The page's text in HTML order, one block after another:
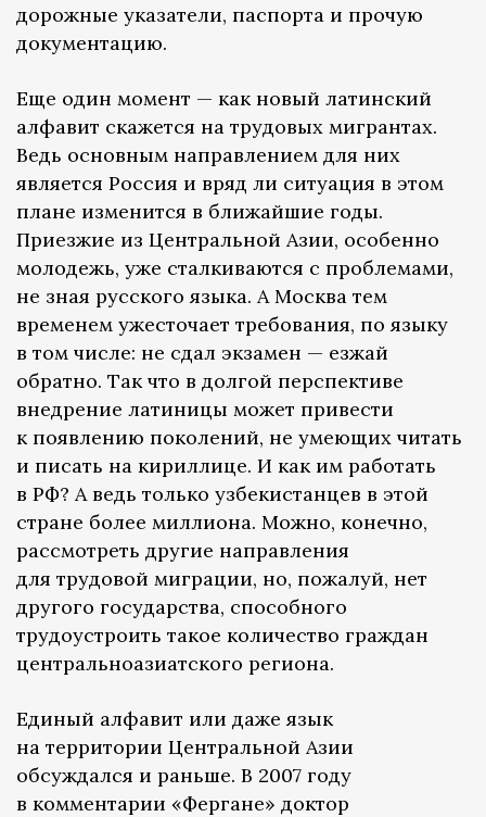
дорожные указатели, паспорта и прочую
документацию.
Еще один момент — как новый латинский
алфавит скажется на трудовых мигрантах.
Ведь основным направлением для них
является Россия и вряд ли ситуация в этом
плане изменится в ближайшие годы.
Приезжие из Центральной Азии, особенно
молодежь, уже сталкиваются с проблемами,
не зная русского языка. А Москва тем
временем ужесточает требования, по языку
в том числе: не сдал экзамен — езжай
обратно. Так что в долгой перспективе
внедрение латиницы может привести
к появлению поколений, не умеющих читать
и писать на кириллице. И как им работать
в РФ? А ведь только узбекистанцев в этой
стране более миллиона. Можно, конечно,
рассмотреть другие направления
для трудовой миграции, но, пожалуй, нет
другого государства, способного
трудоустроить такое количество граждан
центральноазиатского региона.
Единый алфавит или даже язык
на территории Центральной Азии
обсуждался и раньше. В 2007 году
в комментарии «Фергане» доктор